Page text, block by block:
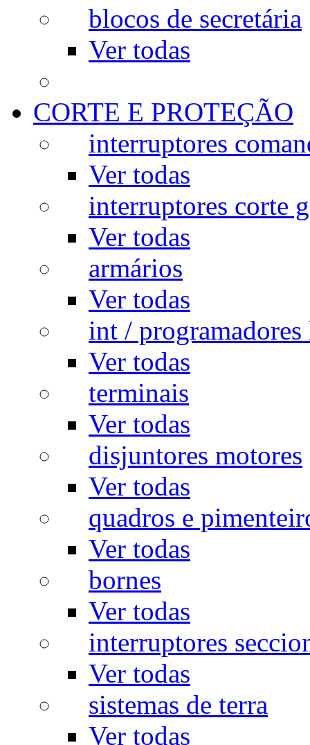
blocos de secretária
Ver todas
CORTE E PROTEÇÃO
interruptores
Ver todas
interruptores corte
Ver todas
armários
Ver todas
int / programadores
Ver todas
terminais
Ver todas
disjuntores motores
Ver todas
quadros e
Ver todas
bornes
Ver todas
interruptores
Ver todas
sistemas de terra
Ver todas